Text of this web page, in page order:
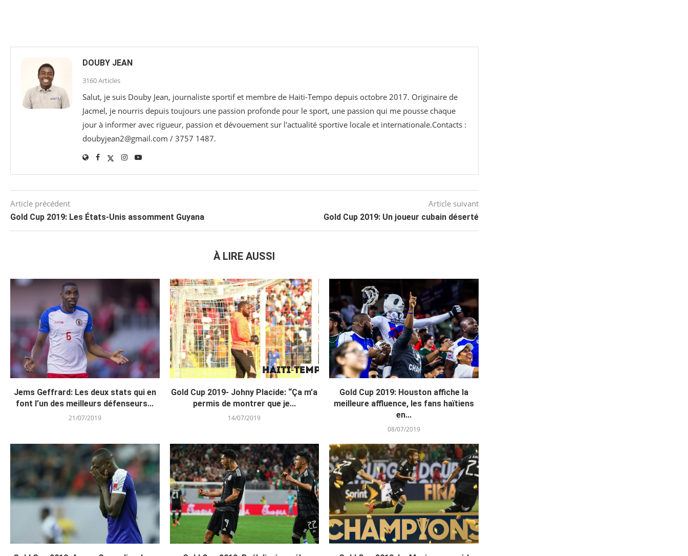
DOUBY JEAN
3160 Articles
Salut, je suis Douby Jean, journaliste sportif et membre de Haiti-Tempo depuis octobre 2017. Originaire de
Jacmel, je nourris depuis toujours une passion profonde pour le sport, une passion qui me pousse chaque
jour à informer avec rigueur, passion et dévouement sur l'actualité sportive locale et internationale.Contacts :
doubyjean2@gmail.com / 3757 1487.
Article précédent
Gold Cup 2019: Les États-Unis assomment Guyana
Article suivant
Gold Cup 2019: Un joueur cubain déserté
À LIRE AUSSI
Jems Geffrard: Les deux stats qui en
font l’un des meilleurs défenseurs...
21/07/2019
Gold Cup 2019- Johny Placide: “Ça m’a
permis de montrer que je...
14/07/2019
Gold Cup 2019: Houston affiche la
meilleure affluence, les fans haïtiens
en...
08/07/2019